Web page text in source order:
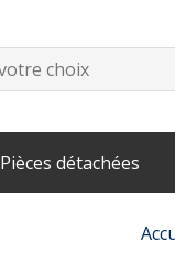
Pièces détachées